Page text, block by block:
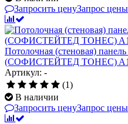
Запросить ценуЗапрос цены
Потолочная (стеновая)
(СОФИСТЕЙТЕД ТОНЕС) A15/
Артикул: -
(1)
В наличии
Запросить ценуЗапрос цены